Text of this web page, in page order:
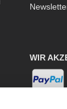
WIR